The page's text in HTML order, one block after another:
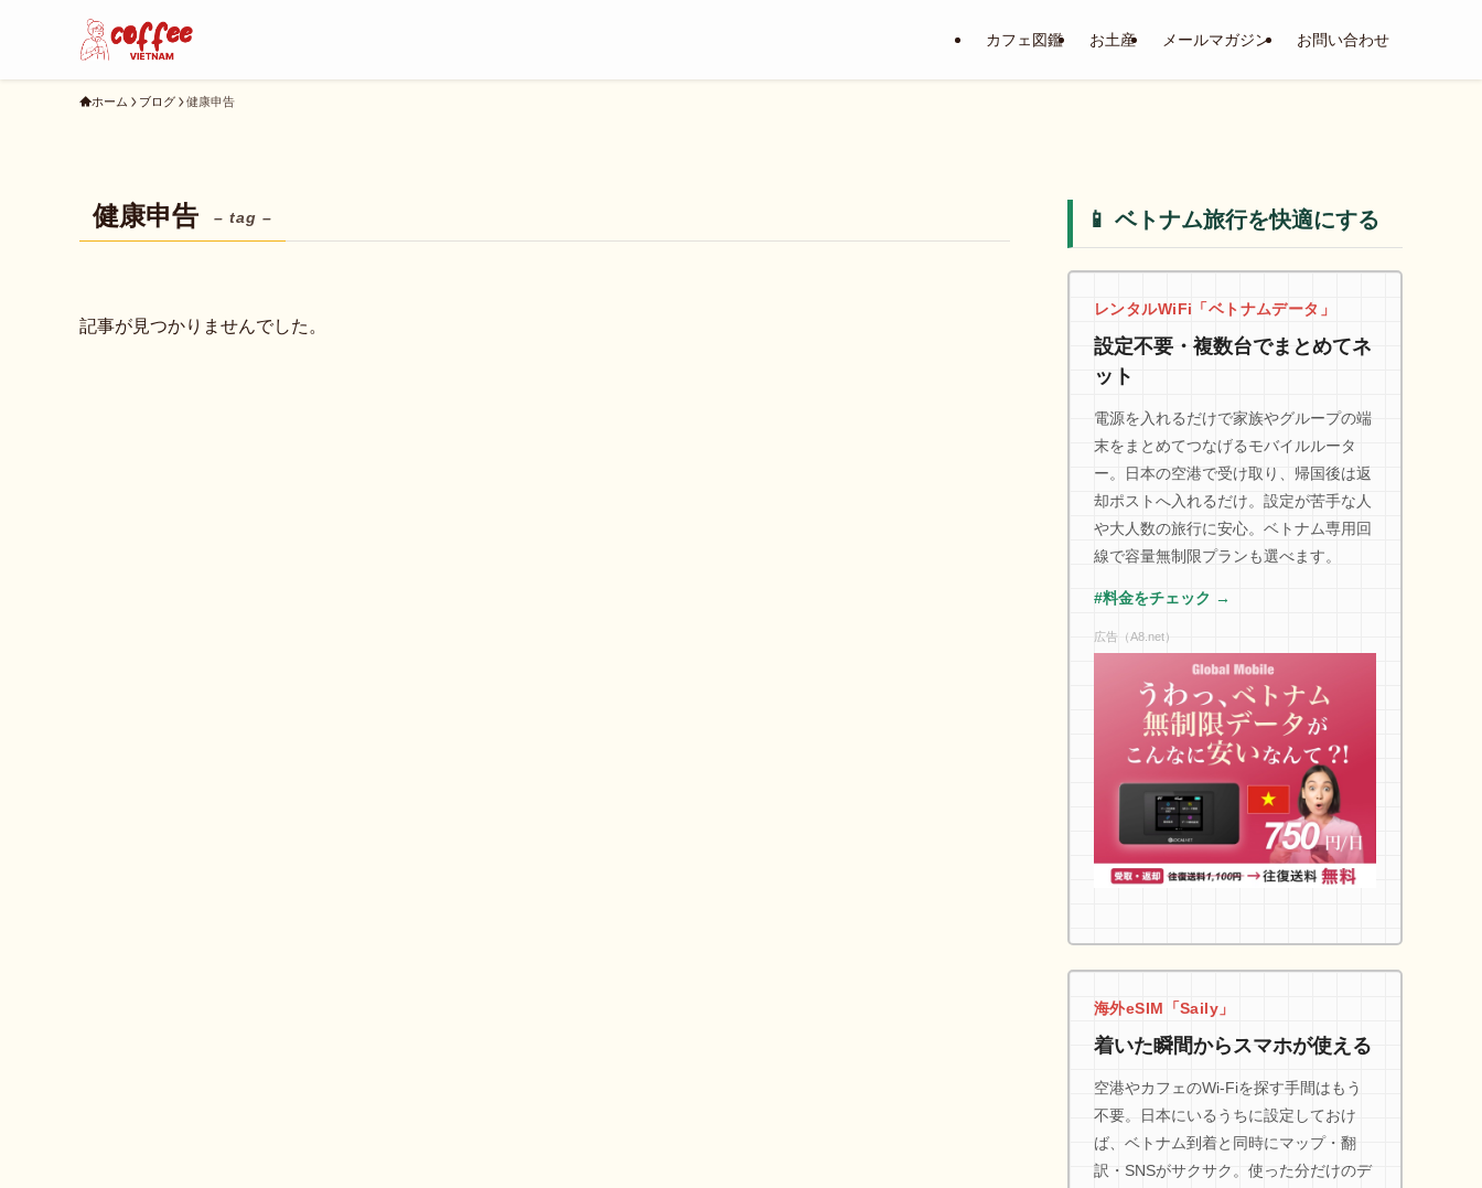
カフェ図鑑 お土産 メールマガジン お問い合わせ
ホーム ブログ 健康申告
健康申告 – tag –
記事が見つかりませんでした。
📱 ベトナム旅行を快適にする
レンタルWiFi「ベトナムデータ」
設定不要・複数台でまとめてネ
ット
電源を入れるだけで家族やグループの端
末をまとめてつなげるモバイルルータ
ー。日本の空港で受け取り、帰国後は返
却ポストへ入れるだけ。設定が苦手な人
や大人数の旅行に安心。ベトナム専用回
線で容量無制限プランも選べます。
#料金をチェック →
広告（A8.net）
海外eSIM「Saily」
着いた瞬間からスマホが使える
空港やカフェのWi-Fiを探す手間はもう
不要。日本にいるうちに設定しておけ
ば、ベトナム到着と同時にマップ・翻
訳・SNSがサクサク。使った分だけのデ